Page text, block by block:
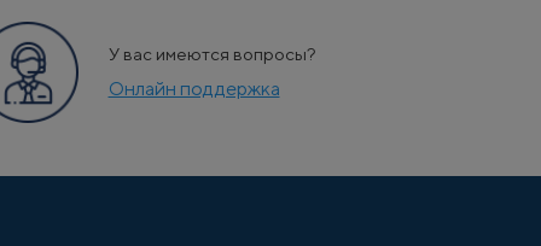
У вас имеются вопросы?
Онлайн поддержка